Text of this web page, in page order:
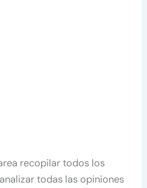
recopilar todos los
todas las opiniones